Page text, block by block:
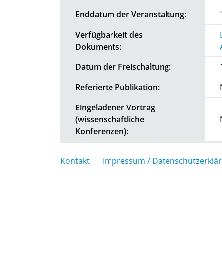
Enddatum der Veranstaltung:
Verfügbarkeit des
Dokuments:
Datum der Freischaltung:
Referierte Publikation:
Eingeladener Vortrag
(wissenschaftliche
Konferenzen):
Kontakt Impressum /